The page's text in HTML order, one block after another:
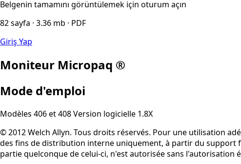
Belgenin tamamını görüntülemek için oturum açın
82 sayfa · 3.36 mb · PDF
Giriş Yap
Moniteur Micropaq ®
Mode d'emploi
Modèles 406 et 408 Version logicielle 1.8X
© 2012 Welch Allyn. Tous droits réservés. Pour une utilisation
des fins de distribution interne uniquement, à partir du
partie quelconque de celui-ci, n'est autorisée sans l'autorisation